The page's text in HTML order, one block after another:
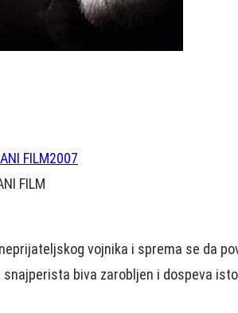
FILM2007
FILM
vojnika i sprema se da
biva zarobljen i dospeva